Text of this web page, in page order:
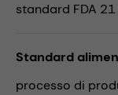
standard FDA
Standard
processo di